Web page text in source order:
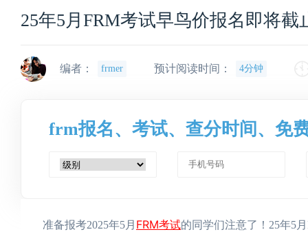
25年5月FRM考试早鸟价报名即将截
编者： frmer 预计阅读时间： 4分钟
frm报名、考试、查分时间、免
准备报考2025年5月 FRM考试的同学们注意了！25年5